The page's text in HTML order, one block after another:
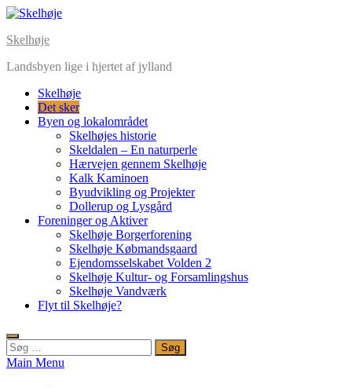
Skip
content
Skelhøje
Landsbyen lige i hjertet af jylland
Skelhøje
Det sker
Byen og lokalområdet
Skelhøjes historie
Skeldalen – En naturperle
Hærvejen gennem Skelhøje
Kalk Kaminoen
Byudvikling og Projekter
Dollerup og Lysgård
Foreninger og Aktiver
Skelhøje Borgerforening
Skelhøje Købmandsgaard
Ejendomsselskabet Volden 2
Skelhøje Kultur- og Forsamlingshus
Skelhøje Vandværk
Flyt til Skelhøje?
Søg
efter:
Main Menu